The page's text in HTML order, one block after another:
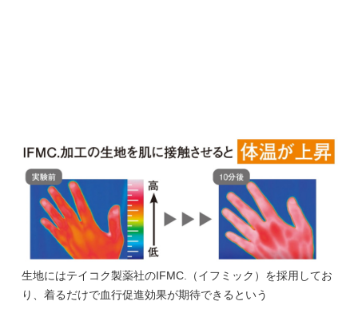
生地にはテイコク製薬社のIFMC.（イフミック）を採用してお
り、着るだけで血行促進効果が期待できるという